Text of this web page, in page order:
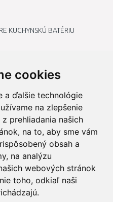
cookies
a ďalšie technológie
na zlepšenie
prehliadania našich
na to, aby sme vám
obsah a
na analýzu
webových stránok
toho, odkiaľ naši
KUCHYNSKÚ BATÉRIU